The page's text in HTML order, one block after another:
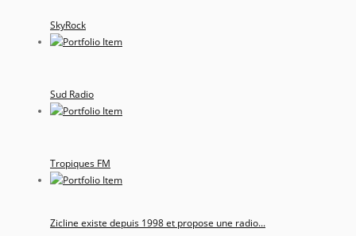
SkyRock
Sud Radio
Tropiques FM
Zicline existe depuis 1998 et propose une radio...